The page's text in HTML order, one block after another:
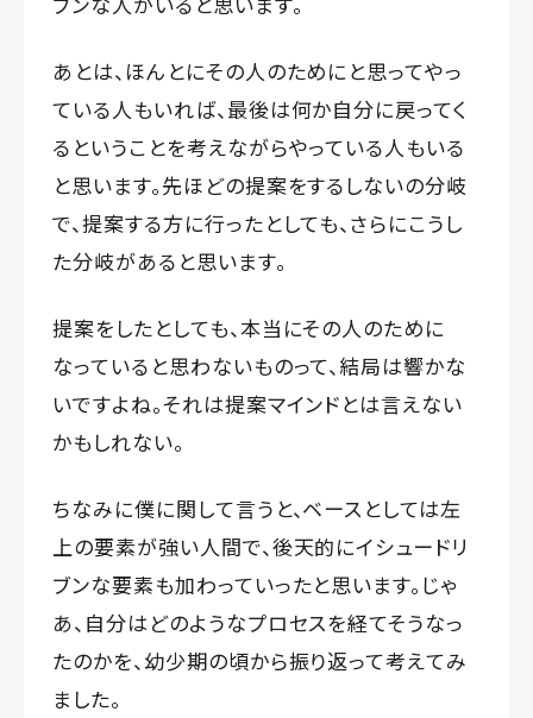
あとは、ほんとにその人のためにと思ってやっ
ている人もいれば、最後は何か自分に戻ってく
るということを考えながらやっている人もいる
と思います。先ほどの提案をするしないの分岐
で、提案する方に行ったとしても、さらにこうし
た分岐があると思います。
提案をしたとしても、本当にその人のために
なっていると思わないものって、結局は響かな
いですよね。それは提案マインドとは言えない
かもしれない。
ちなみに僕に関して言うと、ベースとしては左
上の要素が強い人間で、後天的にイシュードリ
ブンな要素も加わっていったと思います。じゃ
あ、自分はどのようなプロセスを経てそうなっ
たのかを、幼少期の頃から振り返って考えてみ
ました。